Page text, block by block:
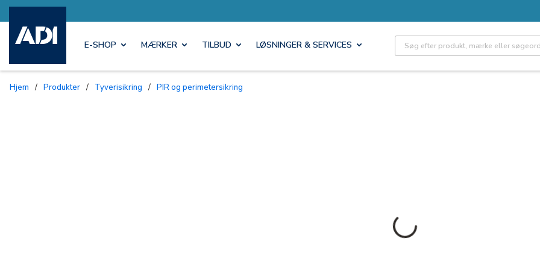
E-SHOP MÆRKER TILBUD LØSNINGER & SERVICES Site Search
Hjem / Produkter / Tyverisikring / PIR og perimetersikring